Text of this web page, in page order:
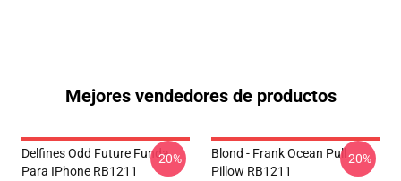
Mejores vendedores de productos
Delfines Odd Future Funda
Para IPhone RB1211
-20%
Blond - Frank Ocean Pull
Pillow RB1211
-20%